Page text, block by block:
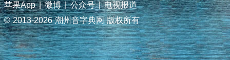
苹果App | 微博 | 公众号 | 电视报道
© 2013-2026 潮州音字典网 版权所有